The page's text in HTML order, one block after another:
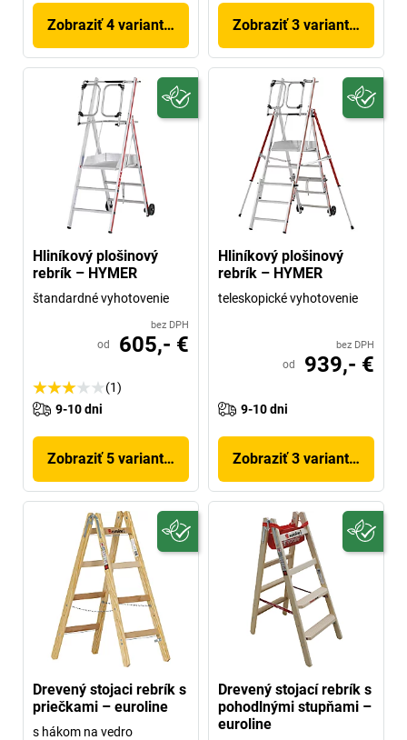
Zobraziť 4 variantov Zobraziť 3 variantov
Hliníkový plošinový
rebrík – HYMER
štandardné vyhotovenie
bez DPH
od 605,- €
(1)
9-10 dni
Zobraziť 5 variantov
Hliníkový plošinový
rebrík – HYMER
teleskopické vyhotovenie
bez DPH
od 939,- €
9-10 dni
Zobraziť 3 variantov
Drevený stojaci rebrík s
priečkami – euroline
s hákom na vedro
Drevený stojací rebrík s
pohodlnými stupňami –
euroline